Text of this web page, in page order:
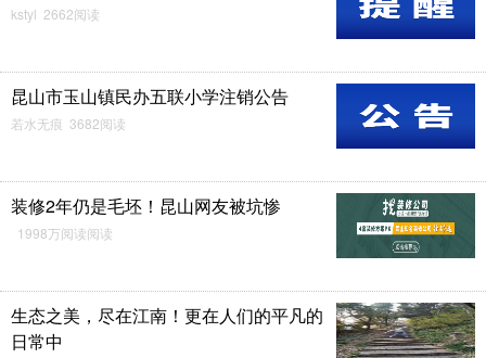
kstyl 2662阅读
昆山市玉山镇民办五联小学注销公告
若水无痕 3682阅读
装修2年仍是毛坯！昆山网友被坑惨
1998万阅读阅读
生态之美，尽在江南！更在人们的平凡的
日常中